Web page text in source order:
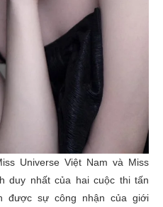
Universe Việt Nam và Miss
duy nhất của hai cuộc thi tấn
được sự công nhận của giới